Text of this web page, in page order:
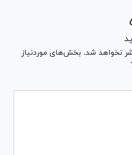
نخواهد شد. بخش‌های موردنیاز